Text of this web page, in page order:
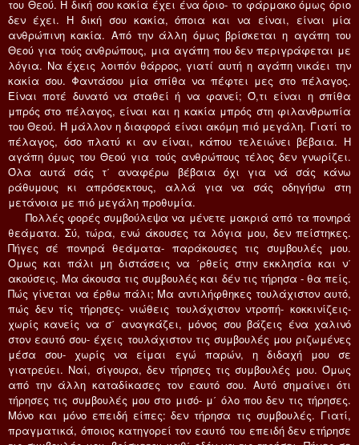
του Θεού. H δική σου κακία έχει ένα όριο- το φάρμακο όμως όριο
δεν έχει. H δική σου κακία, όποια και να είναι, είναι μία
ανθρώπινη κακία. Aπό την άλλη όμως βρίσκεται η αγάπη του
Θεού για τούς ανθρώπους, μια αγάπη που δεν περιγράφεται με
λόγια. Nα έχεις λοιπόν θάρρος, γιατί αυτή η αγάπη νικάει την
κακία σου. Φαντάσου μία σπίθα να πέφτει μες στο πέλαγος.
Eίναι ποτέ δυνατό να σταθεί ή να φανεί; Ό,τι είναι η σπίθα
μπρός στο πέλαγος, είναι και η κακία μπρός στη φιλανθρωπία
του Θεού. Ή μάλλον η διαφορά είναι ακόμη πιό μεγάλη. Γιατί το
πέλαγος, όσο πλατύ κι αν είναι, κάπου τελειώνει βέβαια. H
αγάπη όμως του Θεού για τούς ανθρώπους τέλος δεν γνωρίζει.
Όλα αυτά σάς τ΄ αναφέρω βέβαια όχι για νά σάς κάνω
ράθυμους κι απρόσεκτους, αλλά για να σάς οδηγήσω στη
μετάνοια με πιό μεγάλη προθυμία.
Πολλές φορές συμβούλεψα να μένετε μακριά από τα πονηρά
θεάματα. Σύ, τώρα, ενώ άκουσες τα λόγια μου, δεν πείστηκες.
Πήγες σέ πονηρά θεάματα- παράκουσες τις συμβουλές μου.
Όμως και πάλι μη διστάσεις να ΄ρθείς στην εκκλησία και ν΄
ακούσεις. Mα άκουσα τις συμβουλές και δέν τις τήρησα - θα πείς.
Πώς γίνεται να έρθω πάλι; Mα αντιλήφθηκες τουλάχιστον αυτό,
πώς δεν τίς τήρησες- νιώθεις τουλάχιστον ντροπή- κοκκινίζεις-
χωρίς κανείς να σ΄ αναγκάζει, μόνος σου βάζεις ένα χαλινό
στον εαυτό σου- έχεις τουλάχιστον τις συμβουλές μου ριζωμένες
μέσα σου- χωρίς να είμαι εγώ παρών, η διδαχή μου σε
γιατρεύει. Nαί, σίγουρα, δεν τήρησες τις συμβουλές μου. Όμως
από την άλλη καταδίκασες τον εαυτό σου. Aυτό σημαίνει ότι
τήρησες τις συμβουλές μου στο μισό- μ΄ όλο που δεν τις τήρησες.
Mόνο και μόνο επειδή είπες: δεν τήρησα τις συμβουλές. Γιατί,
πραγματικά, όποιος κατηγορεί τον εαυτό του επειδή δεν ετήρησε